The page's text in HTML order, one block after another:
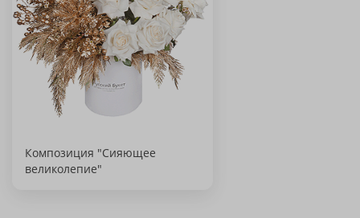
Композиция "Сияющее
великолепие"